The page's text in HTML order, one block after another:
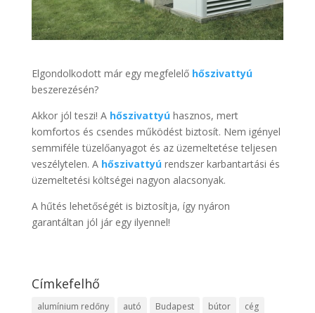
Elgondolkodott már egy megfelelő hőszivattyú
beszerezésén?
Akkor jól teszi! A hőszivattyúhasznos, mert
komfortos és csendes működést biztosít. Nem igényel
semmiféle tüzelőanyagot és az üzemeltetése teljesen
veszélytelen. A hőszivattyúrendszer karbantartási és
üzemeltetési költségei nagyon alacsonyak.
A hűtés lehetőségét is biztosítja, így nyáron
garantáltan jól jár egy ilyennel!
Címkefelhő
alumínium redőny autó Budapest bútor
cég